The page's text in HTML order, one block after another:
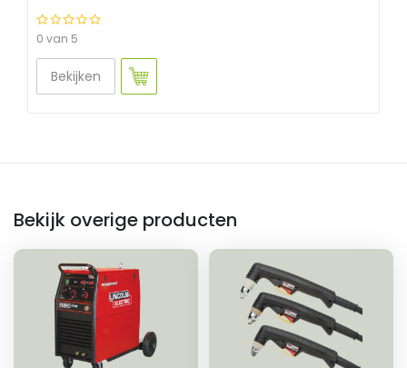
0 van 5
Bekijken
Bekijk overige producten